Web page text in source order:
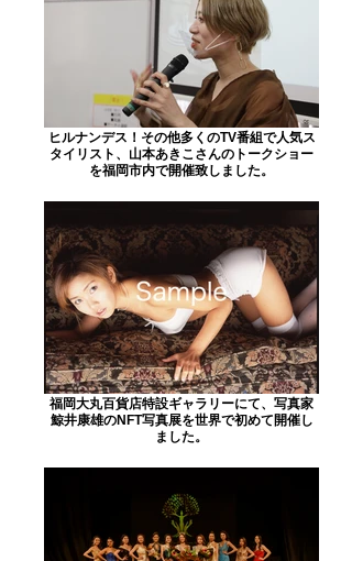
ヒルナンデス！その他多くのTV番組で人気ス
タイリスト、山本あきこさんのトークショー
を福岡市内で開催致しました。
福岡大丸百貨店特設ギャラリーにて、写真家
鯨井康雄のNFT写真展を世界で初めて開催し
ました。